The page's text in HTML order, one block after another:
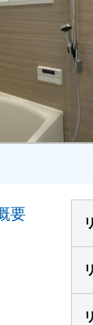
要